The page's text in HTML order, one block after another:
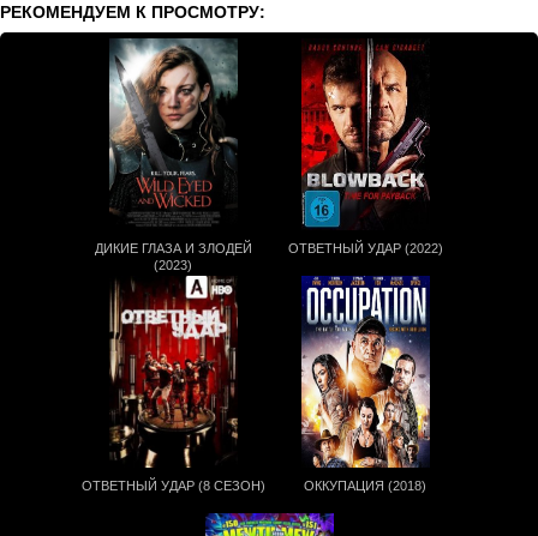
РЕКОМЕНДУЕМ К ПРОСМОТРУ:
ДИКИЕ ГЛАЗА И ЗЛОДЕЙ
(2023)
ОТВЕТНЫЙ УДАР (2022)
ОТВЕТНЫЙ УДАР (8 СЕЗОН) ОККУПАЦИЯ (2018)